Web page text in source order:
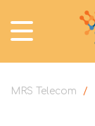
MRS Telecom /